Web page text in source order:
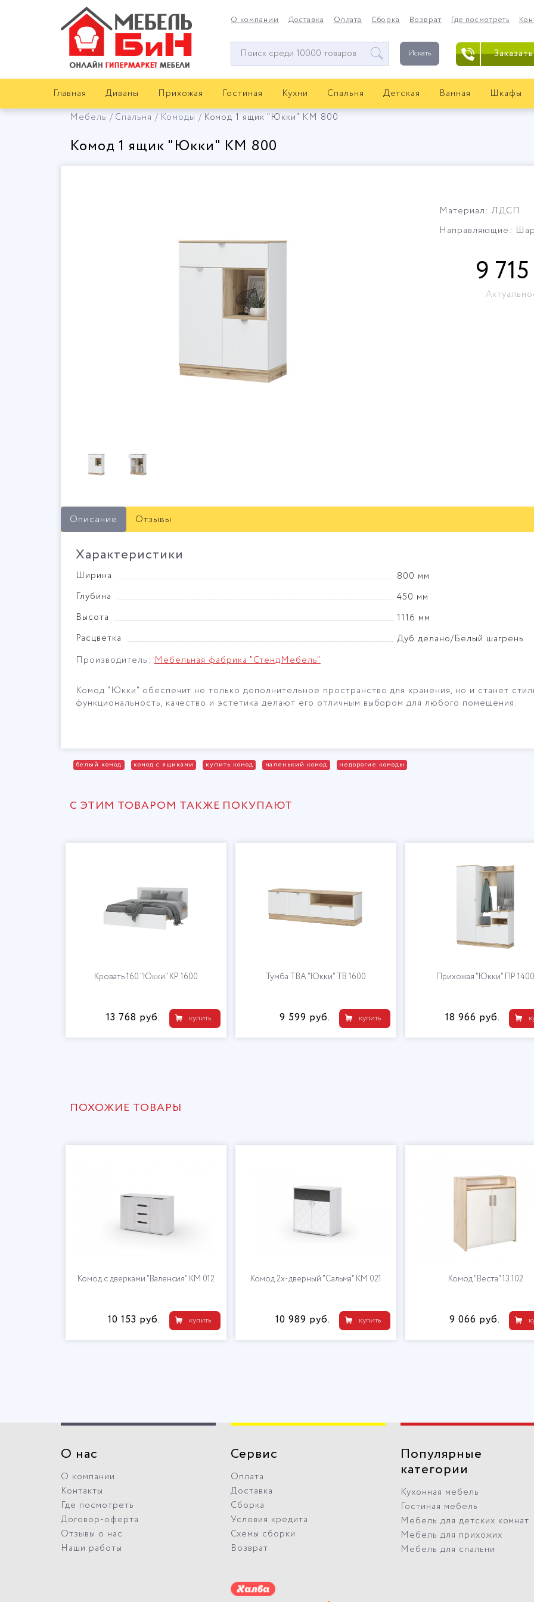
О компании Доставка Оплата Сборка Возврат Где посмотреть
Окно
поиска
Искать
Главная Диваны Прихожая Гостиная Кухни Спальня Детская Ванная Шкафы
Мебель
Спальня Комоды Комод 1 ящик "Юкки" КМ 800
Комод 1 ящик "Юкки" КМ 800
Материал: ЛДСП
Направляющие:
9 715
Описание Отзывы
Характеристики
Ширина
800 мм
Глубина
450 мм
Высота
1116 мм
Расцветка
Дуб делано/Белый шагрень
Производитель:Мебельная фабрика "СтендМебель"
Комод "Юкки" обеспечит не только дополнительное пространство для хранения, но и станет
функциональность, качество и эстетика делают его отличным выбором для любого помещения.
белый комод комод с ящиками купить комод маленький комод недорогие комоды
С ЭТИМ ТОВАРОМ ТАКЖЕ ПОКУПАЮТ
Кровать 160 "Юкки" КР 1600
купить
13 768 руб.
Тумба ТВА "Юкки" ТВ 1600
купить
9 599 руб.
Прихожая "Юкки" ПР 1400
18 966 руб.
ПОХОЖИЕ ТОВАРЫ
Комод с дверками "Валенсия" КМ 012
купить
10 153 руб.
Комод 2х-дверный "Сальма" КМ 021
купить
10 989 руб.
Комод "Веста" 13.102
9 066 руб.
О нас
О компании
Контакты
Где посмотреть
Договор-оферта
Отзывы о нас
Наши работы
Сервис
Оплата
Доставка
Сборка
Условия кредита
Схемы сборки
Возврат
Популярные
категории
Кухонная мебель
Гостиная мебель
Мебель для детских комнат
Мебель для прихожих
Мебель для спальни